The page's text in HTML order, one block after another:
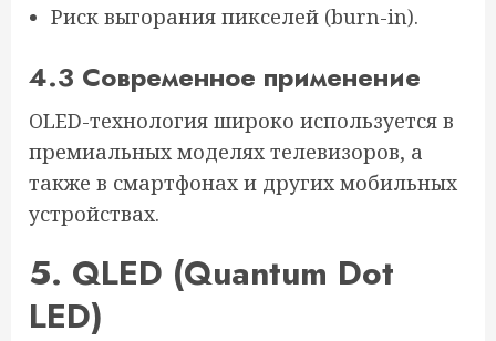
Риск выгорания пикселей (burn-in).
4.3 Современное применение
OLED-технология широко используется в
премиальных моделях телевизоров, а
также в смартфонах и других мобильных
устройствах.
5. QLED (Quantum Dot
LED)